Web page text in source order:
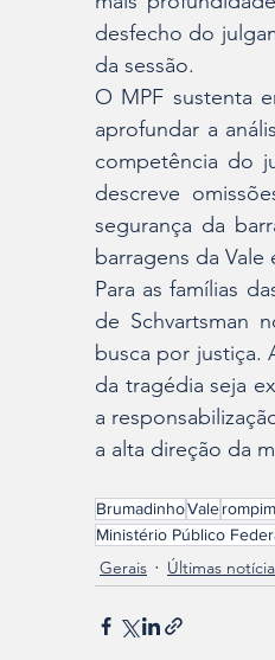
desfecho do
da sessão.
O MPF sustenta
aprofundar a
competência do
descreve
segurança da
barragens da
Para as famílias
de Schvartsman
busca por justiça.
da tragédia seja
a
a alta direção da
BrumadinhoVale
Ministério Público
Gerais Últimas